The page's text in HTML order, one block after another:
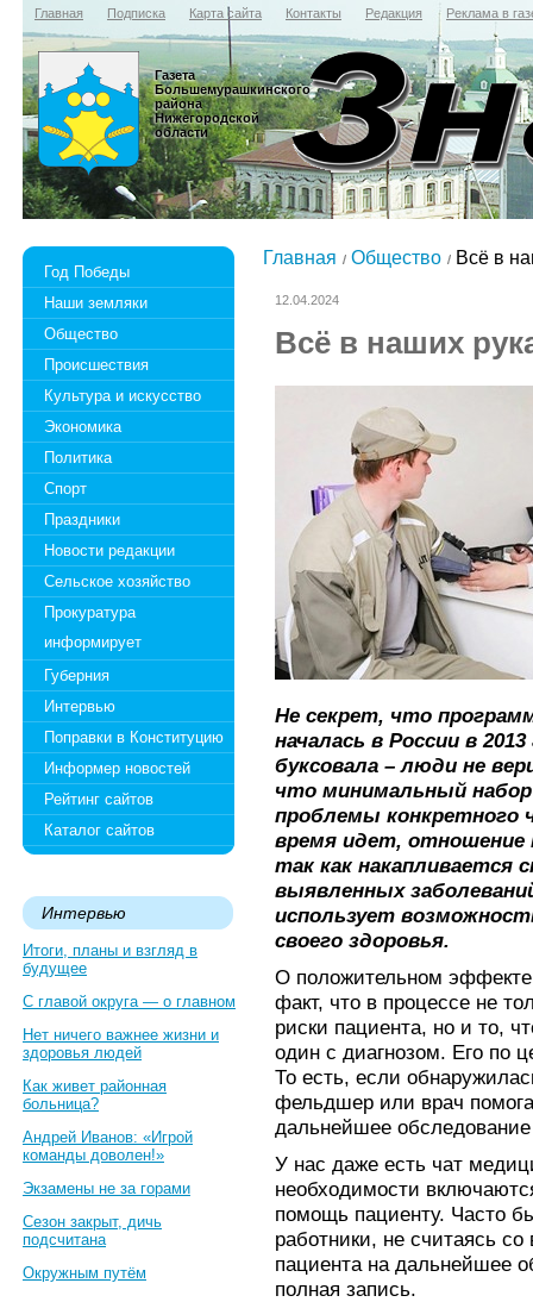
Главная Подписка Карта сайта Контакты Редакция Реклама в
Газета
Большемурашкинского
района
Нижегородской
области
Год Победы
Наши земляки
Общество
Происшествия
Культура и искусство
Экономика
Политика
Спорт
Праздники
Новости редакции
Сельское хозяйство
Прокуратура
информирует
Губерния
Интервью
Поправки в Конституцию
Информер новостей
Рейтинг сайтов
Каталог сайтов
Интервью
Итоги, планы и взгляд в
будущее
С главой округа — о главном
Нет ничего важнее жизни и
здоровья людей
Как живет районная
больница?
Андрей Иванов: «Игрой
команды доволен!»
Экзамены не за горами
Сезон закрыт, дичь
подсчитана
Окружным путём
Главная Общество Всё в
12.04.2024
Всё в наших
Не секрет, что
началась в России в
буксовала – люди не
что минимальный
проблемы конкретного
время идет, отношение
так как накапливается
выявленных
использует
своего здоровья.
О положительном эффекте
факт, что в процессе не
риски пациента, но и то,
один с диагнозом. Его по
То есть, если
фельдшер или врач
дальнейшее
У нас даже есть чат
необходимости
помощь пациенту. Часто
работники, не считаясь
пациента на дальнейшее
полная запись.